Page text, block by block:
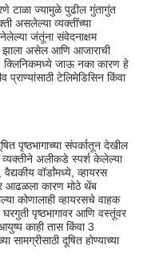
टाळा ज्यामुळे पुढील गुंतागुंत
असलेल्या व्यक्तींच्या
जंतूंना संवेदनाक्षम
झाला असेल आणि आजाराची
क्लिनिकमध्ये जाऊ नका कारण हे
टेलिमेडिसिन किंवा
पृष्ठभागाच्या संपर्कातून देखील
अलीकडे स्पर्श केलेल्या
वॉर्डांमध्ये, व्हायरस
आढळला कारण मोठे थेंब
कोणालाही व्हायरसचे वाहक
पृष्ठभागावर आणि वस्तूंवर
काही तास किंवा 3
दूषित होण्याच्या